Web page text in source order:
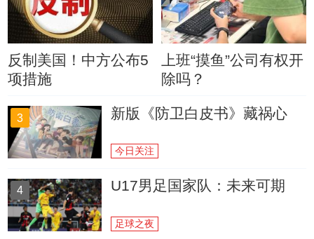
反制美国！中方公布5
项措施
上班“摸鱼”公司有权开
除吗？
3 新版《防卫白皮书》藏祸心
今日关注
4 U17男足国家队：未来可期
足球之夜